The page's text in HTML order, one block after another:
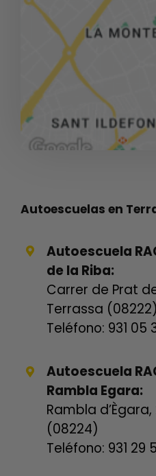
Autoescuelas en
Autoescuela
de la Riba:
Carrer de Prat
Terrassa (08222)
Teléfono: 931 05
Autoescuela
Rambla Egara:
Rambla
(08224)
Teléfono: 931 29